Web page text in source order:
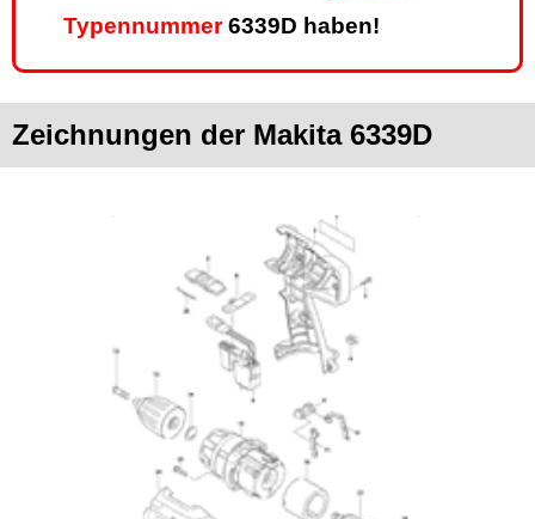
Typennummer6339D haben!
Zeichnungen der Makita 6339D